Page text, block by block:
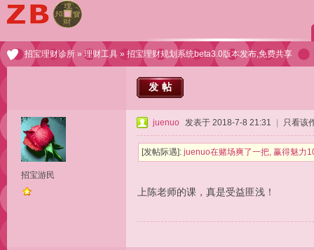
招宝理财诊所 »理财工具 » 招宝理财规划系统beta3.0版本发布,免费共享
发帖
招宝游民
juenuo 发表于 2018-7-8 21:31 只看该
[发帖际遇]: juenuo在赌场爽了一把, 赢得魅力
上陈老师的课，真是受益匪浅！